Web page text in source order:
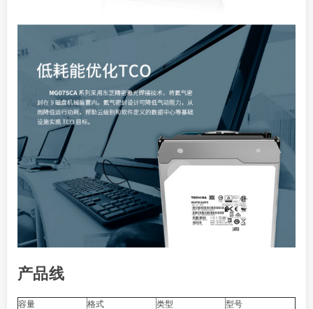
产品线
容量 格式 类型 型号